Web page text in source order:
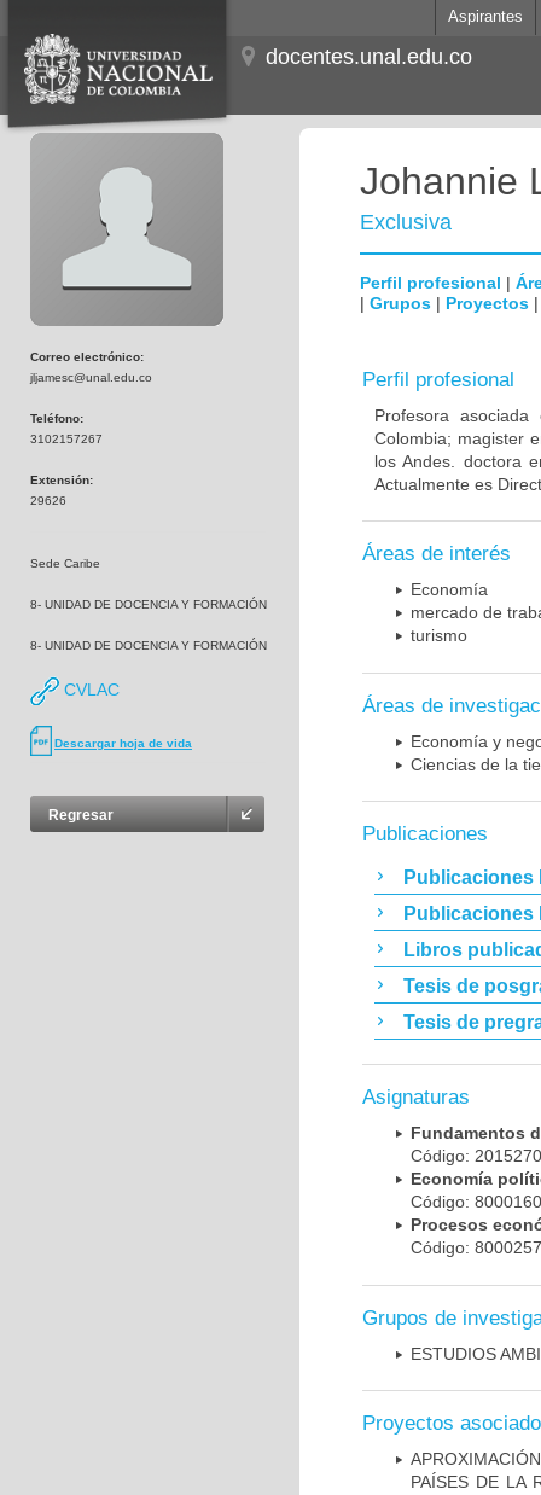
Aspirantes
docentes.unal.edu.co
Correo electrónico:
jljamesc@unal.edu.co
Teléfono:
3102157267
Extensión:
29626
Sede Caribe
8- UNIDAD DE DOCENCIA Y FORMACIÓN
8- UNIDAD DE DOCENCIA Y FORMACIÓN
CVLAC
Descargar hoja de vida
Regresar
Johannie
Exclusiva
Perfil profesional |
| Grupos | Proyectos
Perfil profesional
Profesora
Colombia; magister
los Andes. doctora
Actualmente es
Áreas de interés
Economía
mercado de
turismo
Áreas de
Economía y
Ciencias de la
Publicaciones
Publicaciones
Publicaciones
Libros
Tesis de
Tesis de
Asignaturas
Fundamentos
Código:
Economía
Código:
Procesos
Código:
Grupos de
ESTUDIOS
Proyectos
PAÍSES DE LA